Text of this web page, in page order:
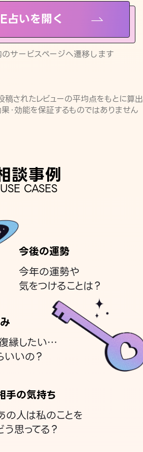
占いを開く
サービスページへ遷移します
されたレビューの平均点をもとに算出
・効能を保証するものではありません
談事例
USE CASES
今後の運勢
今年の運勢や
気をつけることは？
縁したい…
いいの？
手の気持ち
の人は私のことを
う思ってる？